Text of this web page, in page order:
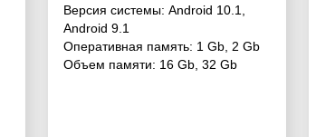
Версия системы: Android 10.1
Android 9.1
Оперативная память: 1 Gb 2 Gb
Объем памяти: 16 Gb 32 Gb